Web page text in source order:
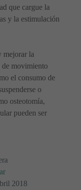
que cargue la
y la estimulación
mejorar la
movimiento
el consumo de
o
osteotomía,
pueden ser
2018